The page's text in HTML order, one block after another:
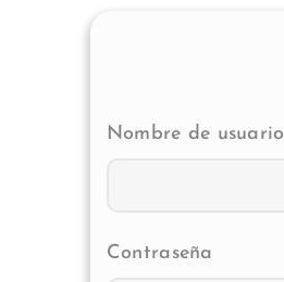
Nombre de
Contraseña